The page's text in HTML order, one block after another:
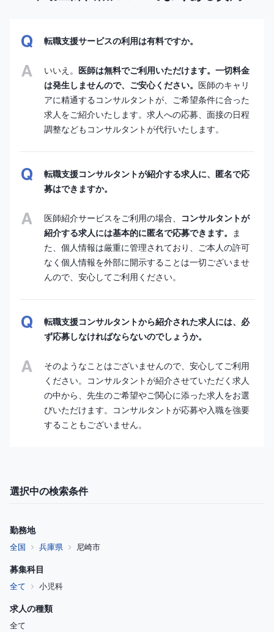
転職支援サービスの利用は有料ですか。
いいえ。 医師は無料でご利用いただけます。一切料金
は発生しませんので、ご安心ください。 医師のキャリ
アに精通するコンサルタントが、ご希望条件に合った
求人をご紹介いたします。求人への応募、面接の日程
調整などもコンサルタントが代行いたします。
転職支援コンサルタントが紹介する求人に、匿名で応
募はできますか。
医師紹介サービスをご利用の場合、
コンサルタントが
紹介する求人には基本的に匿名で応募できます。 ま
た、個人情報は厳重に管理されており、ご本人の許可
なく個人情報を外部に開示することは一切ございませ
んので、安心してご利用ください。
転職支援コンサルタントから紹介された求人には、必
ず応募しなければならないのでしょうか。
そのようなことはございませんので、安心してご利用
ください。コンサルタントが紹介させていただく求人
の中から、先生のご希望やご関心に添った求人をお選
びいただけます。コンサルタントが応募や入職を強要
することもございません。
選択中の検索条件
勤務地
全国 兵庫県 尼崎市
募集科目
全て 小児科
求人の種類
全て